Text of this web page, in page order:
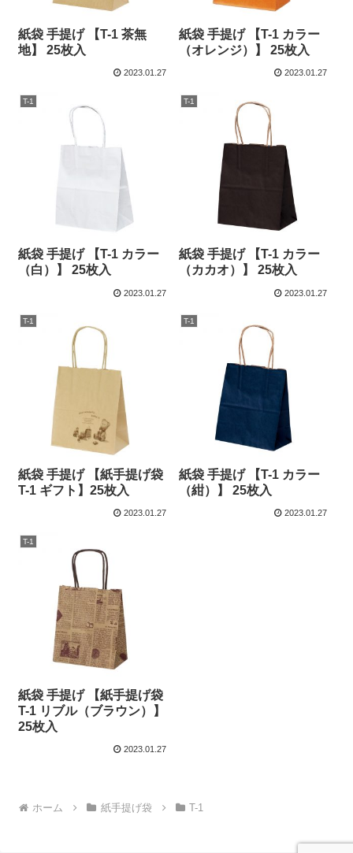
紙袋 手提げ 【T-1 茶無
地】 25枚入
2023.01.27
紙袋 手提げ 【T-1 カラー
（オレンジ）】 25枚入
2023.01.27
T-1
紙袋 手提げ 【T-1 カラー
（白）】 25枚入
2023.01.27
T-1
紙袋 手提げ 【T-1 カラー
（カカオ）】 25枚入
2023.01.27
T-1
紙袋 手提げ 【紙手提げ袋
T-1 ギフト】25枚入
2023.01.27
T-1
紙袋 手提げ 【T-1 カラー
（紺）】 25枚入
2023.01.27
T-1
紙袋 手提げ 【紙手提げ袋
T-1 リブル（ブラウン）】
25枚入
2023.01.27
ホーム 紙手提げ袋 T-1